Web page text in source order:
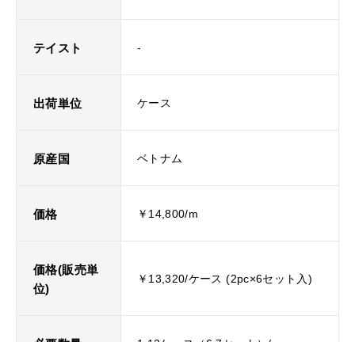
テイスト -
出荷単位 ケース
原産国 ベトナム
価格 ￥14,800/m
価格(販売単
位)
￥13,320/ケース (2pc×6セット入)